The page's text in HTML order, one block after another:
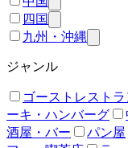
四国
九州・沖縄
ジャンル
ゴーストレストラ
ーキ・ハンバーグ
酒屋・バー
パン屋